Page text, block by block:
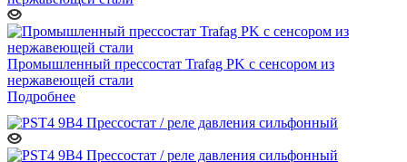
Промышленный прессостат Trafag PK с сенсором из
нержавеющей стали
Подробнее